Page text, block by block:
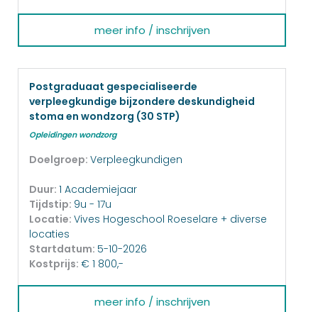
meer info / inschrijven
Postgraduaat gespecialiseerde
verpleegkundige bijzondere deskundigheid
stoma en wondzorg (30 STP)
Opleidingen wondzorg
Doelgroep: Verpleegkundigen
Duur: 1 Academiejaar
Tijdstip: 9u - 17u
Locatie: Vives Hogeschool Roeselare + diverse
locaties
Startdatum: 5-10-2026
Kostprijs: € 1 800,-
meer info / inschrijven